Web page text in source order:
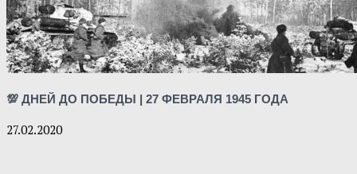
💯 ДНЕЙ ДО ПОБЕДЫ | 27 ФЕВРАЛЯ 1945 ГОДА
27.02.2020